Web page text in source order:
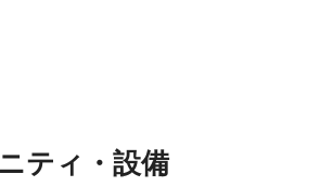
4.88つ星の平均評価
ティ・設備